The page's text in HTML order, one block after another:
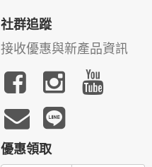
社群追蹤
接收優惠與新產品資訊
優惠領取